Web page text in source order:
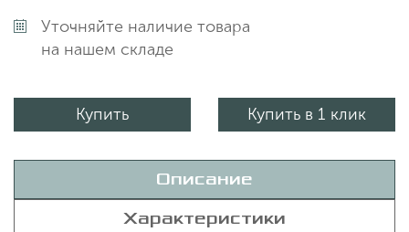
Уточняйте наличие товара
на нашем складе
Купить Купить в 1 клик
Описание
Характеристики